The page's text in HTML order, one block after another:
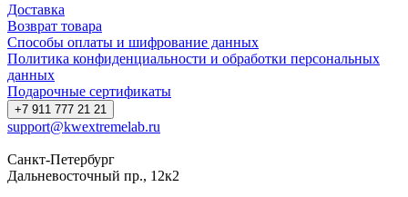
Доставка
Возврат товара
Способы оплаты и шифрование данных
Политика конфиденциальности и обработки персональных
данных
Подарочные сертификаты
+7 911 777 21 21
support@kwextremelab.ru
Санкт-Петербург
Дальневосточный пр., 12к2